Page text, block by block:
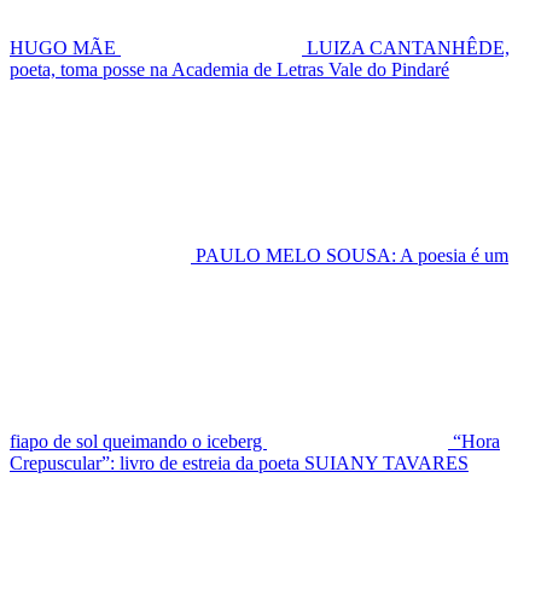
HUGO MÃE
LUIZA CANTANHÊDE,
poeta, toma posse na Academia de Letras Vale do Pindaré
PAULO MELO SOUSA: A poesia é um
fiapo de sol queimando o iceberg
“Hora
Crepuscular”: livro de estreia da poeta SUIANY TAVARES